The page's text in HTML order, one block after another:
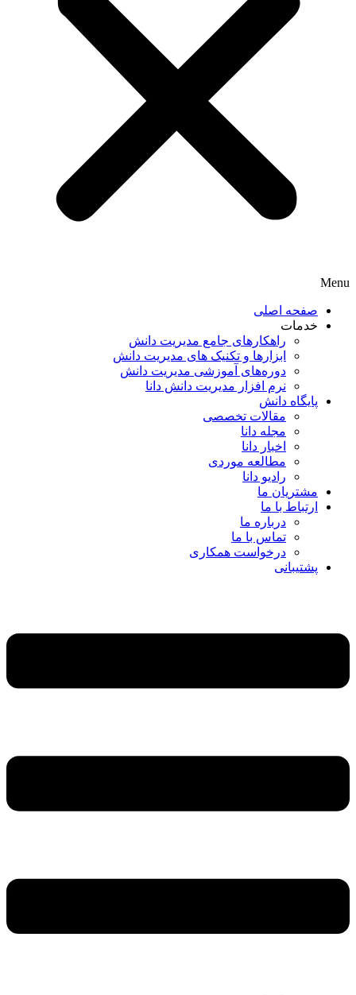
Menu
صفحه اصلی
خدمات
راهکارهای جامع مدیریت دانش
ابزارها و تکنیک‌ های مدیریت دانش
دوره‌های آموزشی مدیریت دانش
نرم افزار مدیریت دانش دانا
پایگاه دانش
مقالات تخصصی
مجله دانا
اخبار دانا
مطالعه موردی
رادیو دانا
مشتریان ما
ارتباط با ما
درباره ما
تماس با ما
درخواست همکاری
پشتیبانی